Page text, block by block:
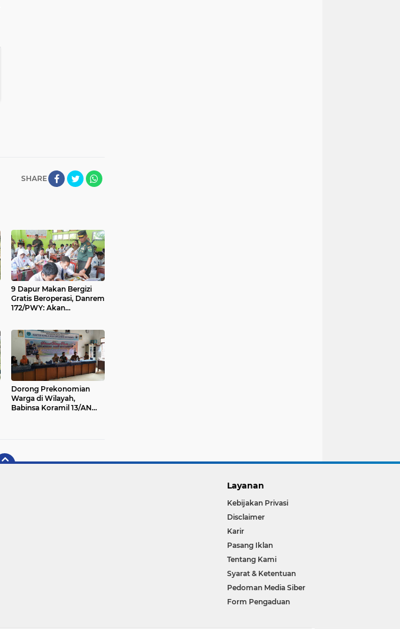
SHARE
9 Dapur Makan Bergizi
Gratis Beroperasi, Danrem
172/PWY: Akan
Dorong Prekonomian
Warga di Wilayah,
Babinsa Koramil 13/AN
Layanan
Kebijakan Privasi
Disclaimer
Karir
Pasang Iklan
Tentang Kami
Syarat & Ketentuan
Pedoman Media Siber
Form Pengaduan